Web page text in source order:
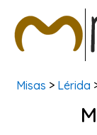
BUSCAR MISAS
Misas > Lérida